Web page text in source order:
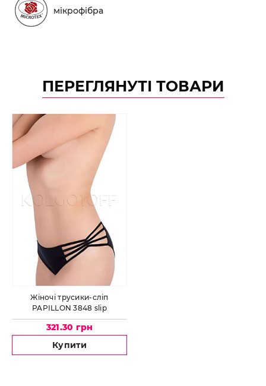
мікрофібра
ПЕРЕГЛЯНУТІ ТОВАРИ
Жіночі трусики-сліп
PAPILLON 3848 slip
321.30 грн
Купити